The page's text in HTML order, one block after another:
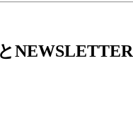
NEWSLETTER